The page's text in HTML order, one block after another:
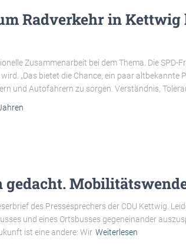
Radverkehr in
Zusammenarbeit bei dem Thema. Die
„Das bietet die Chance, ein paar
und Autofahrern zu sorgen. Verständnis,
des Pressesprechers der CDU Kettwig.
und eines Ortsbusses gegeneinander
ist eine andere: Wir Weiterlesen